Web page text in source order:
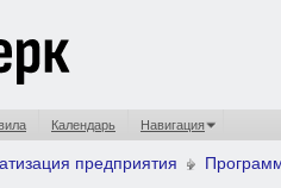
Календарь Навигация
предприятия